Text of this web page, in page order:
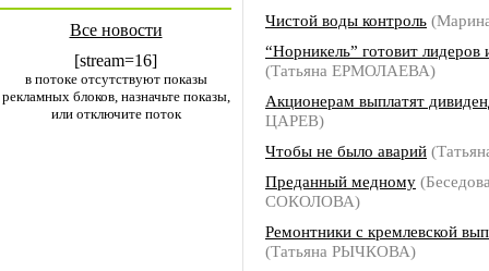
Все новости
[stream=16]
в потоке отсутствуют показы
рекламных блоков, назначьте показы,
или отключите поток
Чистой воды контроль
“Норникель” готовит лидеров
(Татьяна ЕРМОЛАЕВА)
Акционерам выплатят
ЦАРЕВ)
Чтобы не было аварий
Преданный медному
СОКОЛОВА)
Ремонтники с кремлевской
(Татьяна РЫЧКОВА)